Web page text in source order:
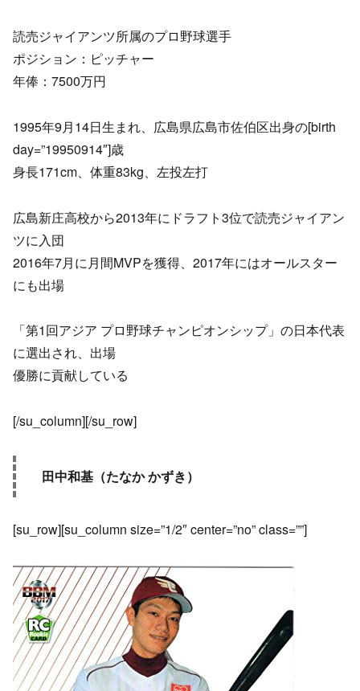
読売ジャイアンツ所属のプロ野球選手
ポジション：ピッチャー
年俸：7500万円
1995年9月14日生まれ、広島県広島市佐伯区出身の[birth
day=”19950914″]歳
身長171cm、体重83kg、左投左打
広島新庄高校から2013年にドラフト3位で読売ジャイアン
ツに入団
2016年7月に月間MVPを獲得、2017年にはオールスター
にも出場
「第1回アジア プロ野球チャンピオンシップ」の日本代表
に選出され、出場
優勝に貢献している
[/su_column][/su_row]
田中和基（たなか かずき）
[su_row][su_column size=”1/2″ center=”no” class=””]